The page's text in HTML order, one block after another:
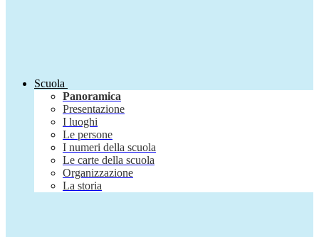
Scuola
Panoramica
Presentazione
I luoghi
Le persone
I numeri della scuola
Le carte della scuola
Organizzazione
La storia